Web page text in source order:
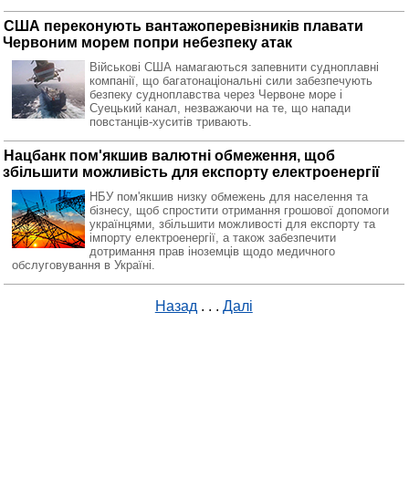
США переконують вантажоперевізників плавати
Червоним морем попри небезпеку атак
Військові США намагаються запевнити судноплавні
компанії, що багатонаціональні сили забезпечують
безпеку судноплавства через Червоне море і
Суецький канал, незважаючи на те, що напади
повстанців-хуситів тривають.
Нацбанк пом'якшив валютні обмеження, щоб
збільшити можливість для експорту електроенергії
НБУ пом'якшив низку обмежень для населення та
бізнесу, щоб спростити отримання грошової допомоги
українцями, збільшити можливості для експорту та
імпорту електроенергії, а також забезпечити
дотримання прав іноземців щодо медичного
обслуговування в Україні.
Назад . . . Далі